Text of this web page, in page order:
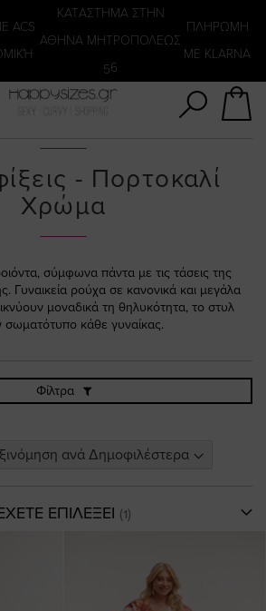
ACS
KATΑΣΤΗΜΑ ΣΤΗΝ
ΑΘΗΝΑ ΜΗΤΡΟΠΟΛΕΩΣ
56
ΠΛΗΡΩΜΗ
ΜΕ KLARNA
- Πορτοκαλί
Χρώμα
σύμφωνα πάντα με τις τάσεις της
Γυναικεία ρούχα σε κανονικά και μεγάλα
μοναδικά τη θηλυκότητα, το στυλ
σωματότυπο κάθε γυναίκας.
Φίλτρα
ΕΠΙΛΕΞΕΙ